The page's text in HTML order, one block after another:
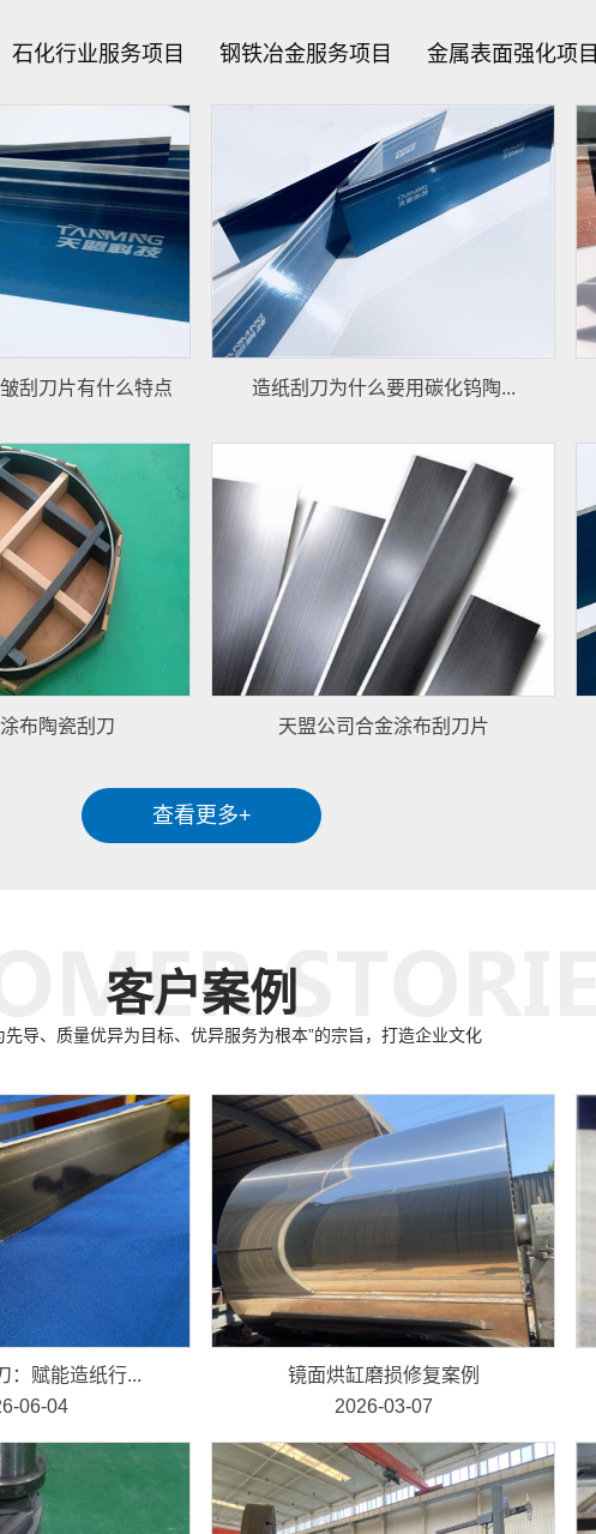
石化行业服务项目 钢铁冶金服务项目 金属表面强化项目
刮刀片有什么特点 造纸刮刀为什么要用碳化钨陶...
布陶瓷刮刀 天盟公司合金涂布刮刀片
查看更多+
客户案例
先导、质量优异为目标、优异服务为根本”的宗旨，打造企业文化
：赋能造纸行...
06-04
镜面烘缸磨损修复案例
2026-03-07